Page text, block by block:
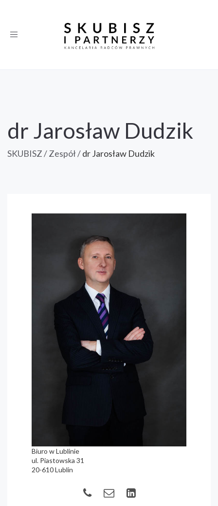
Toggle
dr Jarosław Dudzik
SKUBISZ/Zespół/dr Jarosław Dudzik
Biuro w Lublinie
ul. Piastowska 31
20-610 Lublin